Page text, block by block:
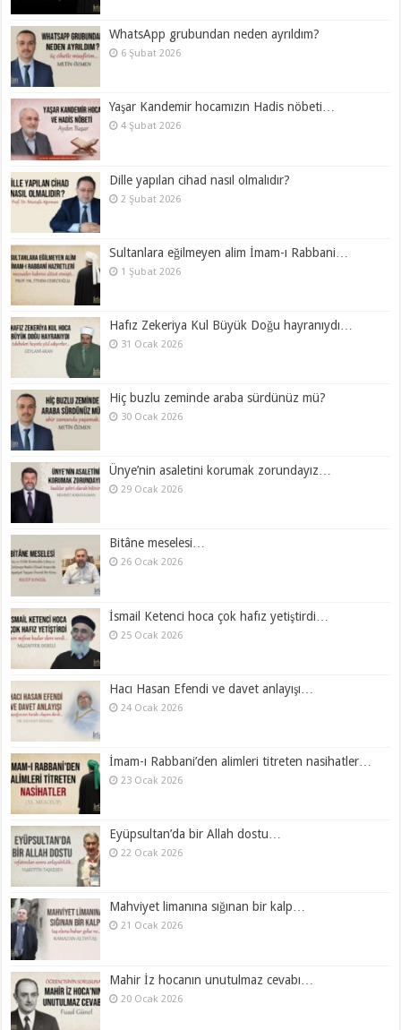
WhatsApp grubundan neden ayrıldım?
6 Şubat 2026
Yaşar Kandemir hocamızın Hadis nöbeti…
4 Şubat 2026
Dille yapılan cihad nasıl olmalıdır?
2 Şubat 2026
Sultanlara eğilmeyen alim İmam-ı Rabbani…
1 Şubat 2026
Hafız Zekeriya Kul Büyük Doğu hayranıydı…
31 Ocak 2026
Hiç buzlu zeminde araba sürdünüz mü?
30 Ocak 2026
Ünye’nin asaletini korumak zorundayız…
29 Ocak 2026
Bitâne meselesi…
26 Ocak 2026
İsmail Ketenci hoca çok hafız yetiştirdi…
25 Ocak 2026
Hacı Hasan Efendi ve davet anlayışı…
24 Ocak 2026
İmam-ı Rabbani’den alimleri titreten nasihatler…
23 Ocak 2026
Eyüpsultan’da bir Allah dostu…
22 Ocak 2026
Mahviyet limanına sığınan bir kalp…
21 Ocak 2026
Mahir İz hocanın unutulmaz cevabı…
20 Ocak 2026